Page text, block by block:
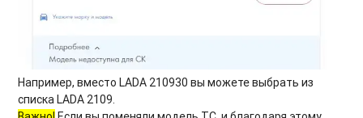
Например, вместо LADA 210930 вы можете выбрать из
списка LADA 2109.